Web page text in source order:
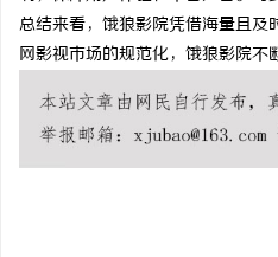
总结来看，饿狼影院凭借海量且及
网影视市场的规范化，饿狼影院